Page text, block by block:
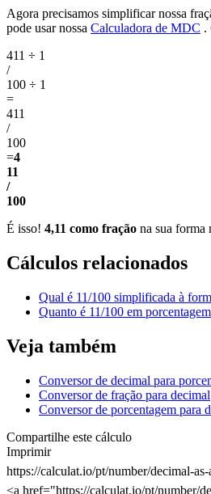
Agora precisamos simplificar nossa
pode usar nossa Calculadora de MDC .
411 ÷ 1
/
100 ÷ 1
=
411
/
100
=4
11
/
100
É isso! 4,11 como fração na sua forma
Cálculos relacionados
Qual é 11/100 simplificada à
Quanto é 11/100 em
Veja também
Conversor de decimal para
Conversor de fração para decimal
Conversor de porcentagem para
Compartilhe este cálculo
Imprimir
https://calculat.io/pt/number/decimal-as-
<a href="https://calculat.io/pt/number/